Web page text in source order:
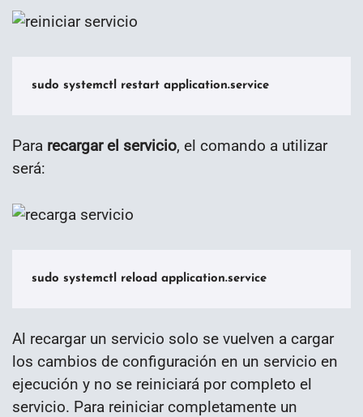
sudo systemctl restart application.service
Para recargar el servicio, el comando a utilizar
será:
sudo systemctl reload application.service
Al recargar un servicio solo se vuelven a cargar
los cambios de configuración en un servicio en
ejecución y no se reiniciará por completo el
servicio. Para reiniciar completamente un